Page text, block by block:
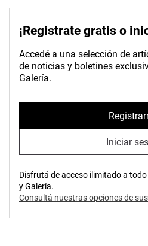
¡Registrate gratis o
Accedé a una selección de
de noticias y boletines
Galería.
Iniciar
Disfrutá de acceso ilimitado a
y Galería.
Consultá nuestras opciones de